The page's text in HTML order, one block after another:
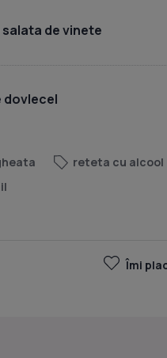
de vinete
dovlecel
reteta cu alcool
Îmi